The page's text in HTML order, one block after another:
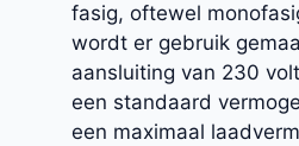
fasig, oftewel
wordt er gebruik
aansluiting van 230
een standaard
een maximaal